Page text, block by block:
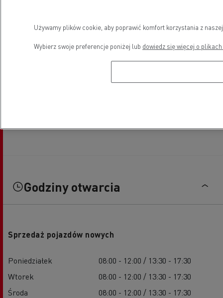
Godziny otwarcia
Sprzedaż pojazdów nowych
Poniedziałek
08:00 - 12:00 / 13:30 - 17:30
Wtorek
08:00 - 12:00 / 13:30 - 17:30
Środa
08:00 - 12:00 / 13:30 - 17:30
Używamy plików cookie, aby poprawić komfort korzystania z
Wybierz swoje preferencje poniżej lub dowiedz się więcej o